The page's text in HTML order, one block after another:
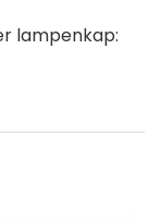
lampenkap: